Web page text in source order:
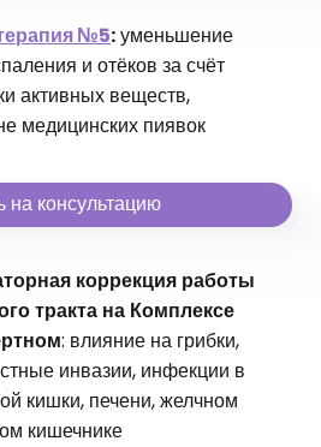
№5:уменьшение
и отёков за счёт
активных веществ,
медицинских пиявок
на консультацию
коррекция работы
тракта на Комплексе
: влияние на грибки,
инвазии, инфекции в
кишки, печени, желчном
кишечнике